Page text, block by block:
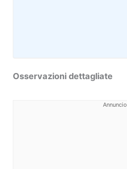
Osservazioni dettagliate
Annuncio